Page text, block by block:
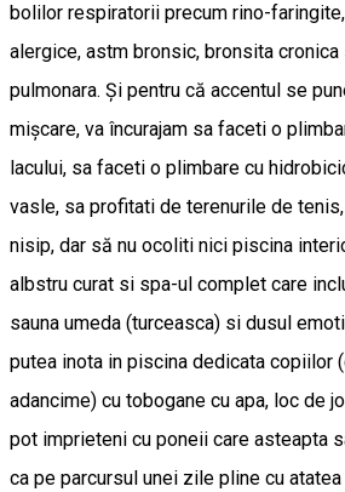
bolilor respiratorii precum rino-
alergice, astm bronsic, bronsita
pulmonara. Și pentru că accentul se
mișcare, va încurajam sa faceti o
lacului, sa faceti o plimbare cu
vasle, sa profitati de terenurile de
nisip, dar să nu ocoliti nici piscina
albstru curat si spa-ul complet care
sauna umeda (turceasca) si dusul
putea inota in piscina dedicata copiilor
adancime) cu tobogane cu apa, loc de
pot imprieteni cu poneii care asteapta
ca pe parcursul unei zile pline cu